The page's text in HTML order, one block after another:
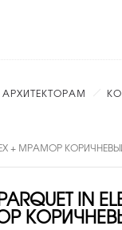
+ МРАМОР
IN